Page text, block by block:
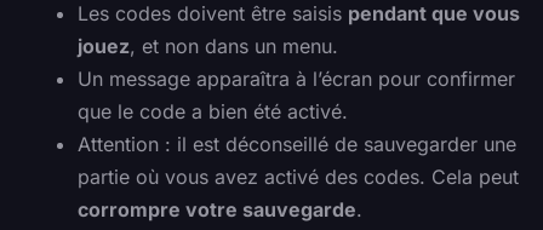
Les codes doivent être saisis pendant que vous
jouez, et non dans un menu.
Un message apparaîtra à l’écran pour confirmer
que le code a bien été activé.
Attention : il est déconseillé de sauvegarder une
partie où vous avez activé des codes. Cela peut
corrompre votre sauvegarde.